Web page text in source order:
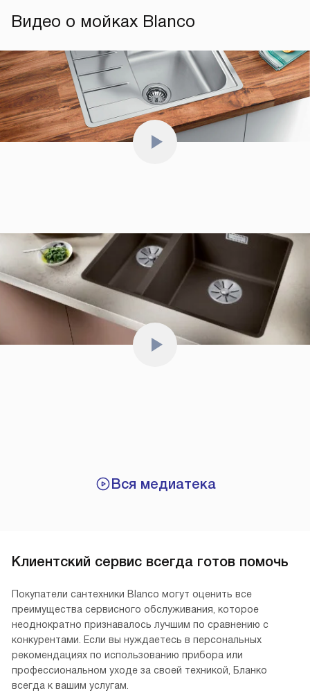
Видео о мойках Blanco
Вся медиатека
Клиентский сервис всегда готов помочь
Покупатели сантехники Blanco могут оценить все
преимущества сервисного обслуживания, которое
неоднократно признавалось лучшим по сравнению с
конкурентами. Если вы нуждаетесь в персональных
рекомендациях по использованию прибора или
профессиональном уходе за своей техникой, Бланко
всегда к вашим услугам.